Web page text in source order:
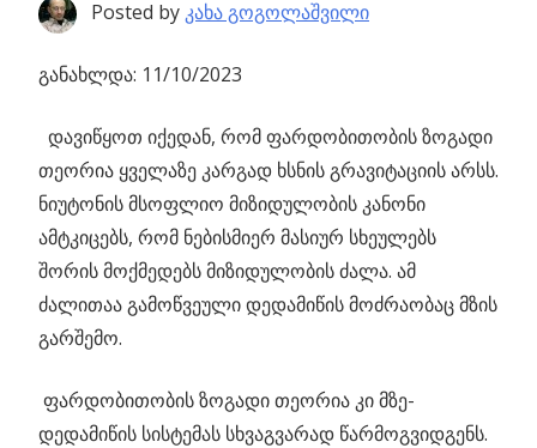
Posted by კახა გოგოლაშვილი
განახლდა: 11/10/2023
დავიწყოთ იქედან, რომ ფარდობითობის ზოგადი
თეორია ყველაზე კარგად ხსნის გრავიტაციის არსს.
ნიუტონის მსოფლიო მიზიდულობის კანონი
ამტკიცებს, რომ ნებისმიერ მასიურ სხეულებს
შორის მოქმედებს მიზიდულობის ძალა. ამ
ძალითაა გამოწვეული დედამიწის მოძრაობაც მზის
გარშემო.
ფარდობითობის ზოგადი თეორია კი მზე-
დედამიწის სისტემას სხვაგვარად წარმოგვიდგენს.